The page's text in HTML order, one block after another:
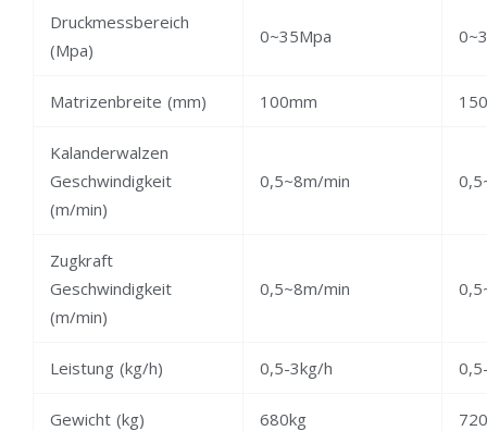
Druckmessbereich
(Mpa)
0~35Mpa
Matrizenbreite (mm) 100mm
Kalanderwalzen
Geschwindigkeit
(m/min)
0,5~8m/min
Zugkraft
Geschwindigkeit
(m/min)
0,5~8m/min
Leistung (kg/h) 0,5-3kg/h
Gewicht (kg) 680kg